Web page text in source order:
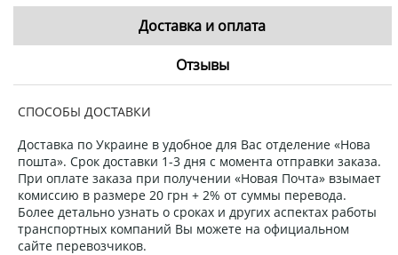
Доставка и оплата
Отзывы
СПОСОБЫ ДОСТАВКИ
Доставка по Украине в удобное для Вас отделение «Нова
пошта». Срок доставки 1-3 дня с момента отправки заказа.
При оплате заказа при получении «Новая Почта» взымает
комиссию в размере 20 грн + 2% от суммы перевода.
Более детально узнать о сроках и других аспектах работы
транспортных компаний Вы можете на официальном
сайте перевозчиков.